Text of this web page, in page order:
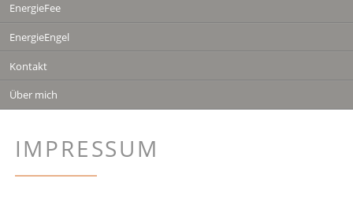
EnergieFee
EnergieEngel
Kontakt
Über mich
IMPRESSUM